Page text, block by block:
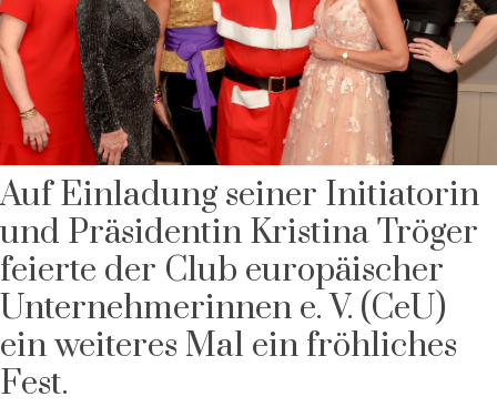
Auf Einladung seiner Initiatorin
und Präsidentin Kristina Tröger
feierte der Club europäischer
Unternehmerinnen e. V. (CeU)
ein weiteres Mal ein fröhliches
Fest.